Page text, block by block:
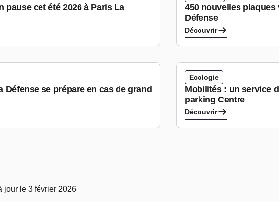
pause cet été 2026 à Paris La
450 nouvelles
Défense
Découvrir
Défense se prépare en cas de grand
Ecologie
Mobilités : un service
parking Centre
Découvrir
jour le 3 février 2026